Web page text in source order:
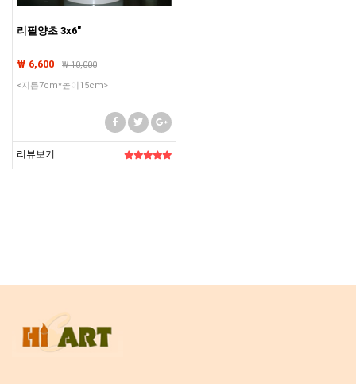
리필양초 3x6"
₩ 6,600 ₩10,000
<지름7cm*높이15cm>
리뷰보기